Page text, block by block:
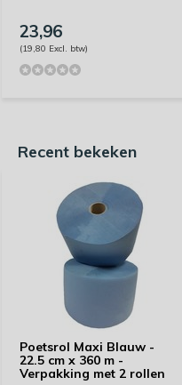
23,96
(19,80 Excl. btw)
Recent bekeken
Poetsrol Maxi Blauw -
22.5 cm x 360 m -
Verpakking met 2 rollen